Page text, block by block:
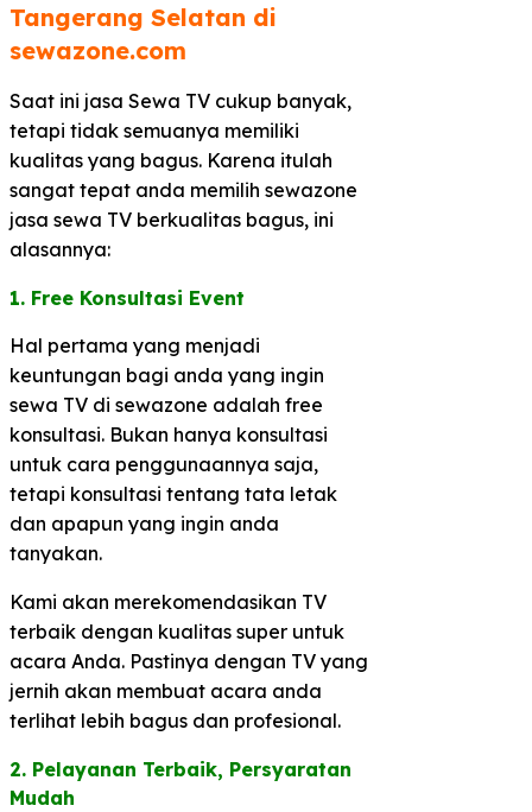
Tangerang Selatan di
sewazone.com​
Saat ini jasa Sewa TV cukup banyak,
tetapi tidak semuanya memiliki
kualitas yang bagus. Karena itulah
sangat tepat anda memilih sewazone
jasa sewa TV berkualitas bagus, ini
alasannya:
1. Free Konsultasi Event
Hal pertama yang menjadi
keuntungan bagi anda yang ingin
sewa TV di sewazone adalah free
konsultasi. Bukan hanya konsultasi
untuk cara penggunaannya saja,
tetapi konsultasi tentang tata letak
dan apapun yang ingin anda
tanyakan.
Kami akan merekomendasikan TV
terbaik dengan kualitas super untuk
acara Anda. Pastinya dengan TV yang
jernih akan membuat acara anda
terlihat lebih bagus dan profesional.
2. Pelayanan Terbaik, Persyaratan
Mudah​